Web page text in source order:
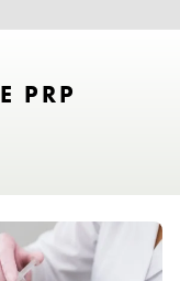
PRP